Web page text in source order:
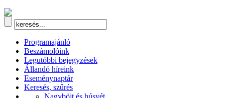
Programajánló
Beszámolóink
Legutóbbi bejegyzések
Állandó híreink
Eseménynaptár
Keresés, szűrés
Nagyböjt és húsvét